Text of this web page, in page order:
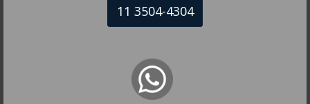
11 3504-4304
NEUROLOGISTA EM SÃO PAULO – SP
R. Itapeva, 518 - sala 1301
Bela Vista - São Paulo - SP